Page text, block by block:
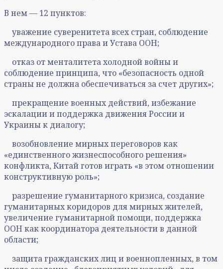
В нем — 12 пунктов:
уважение суверенитета всех стран, соблюдение
международного права и Устава ООН;
отказ от менталитета холодной войны и
соблюдение принципа, что «безопасность одной
страны не должна обеспечиваться за счет других»;
прекращение военных действий, избежание
эскалации и поддержка движения России и
Украины к диалогу;
возобновление мирных переговоров как
«единственного жизнеспособного решения»
конфликта, Китай готов играть «в этом отношении
конструктивную роль»;
разрешение гуманитарного кризиса, создание
гуманитарных коридоров для мирных жителей,
увеличение гуманитарной помощи, поддержка
ООН как координатора деятельности в данной
области;
защита гражданских лиц и военнопленных, в том